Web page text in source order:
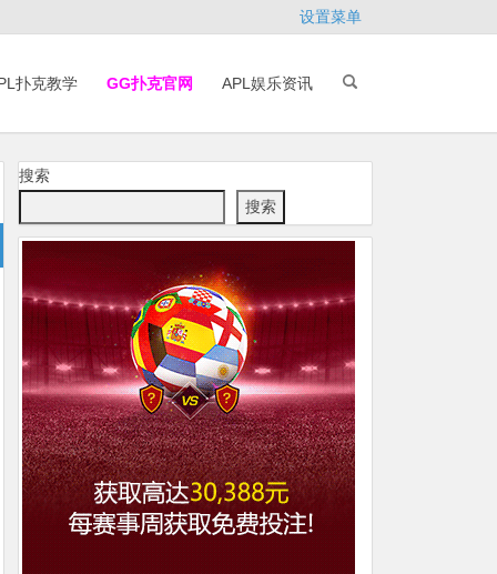
设置菜单
扑克教学 GG扑克官网 APL娱乐资讯
搜索
搜索